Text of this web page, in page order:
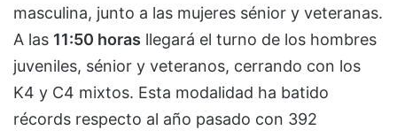
masculina, junto a las mujeres sénior y veteranas.
A las 11:50 horas llegará el turno de los hombres
juveniles, sénior y veteranos, cerrando con los
K4 y C4 mixtos. Esta modalidad ha batido
récords respecto al año pasado con 392